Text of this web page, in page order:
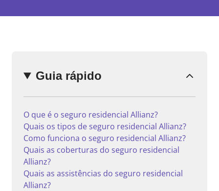
Guia rápido
O que é o seguro residencial Allianz?
Quais os tipos de seguro residencial Allianz?
Como funciona o seguro residencial Allianz?
Quais as coberturas do seguro residencial
Allianz?
Quais as assistências do seguro residencial
Allianz?